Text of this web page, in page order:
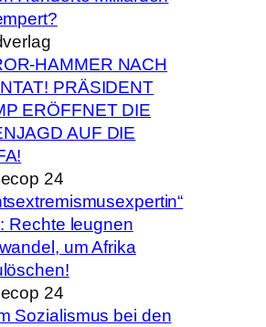
HAMMER NACH
PRÄSIDENT
ERÖFFNET DIE
AUF DIE
24
Rechte leugnen
um Afrika
24
Sozialismus bei den